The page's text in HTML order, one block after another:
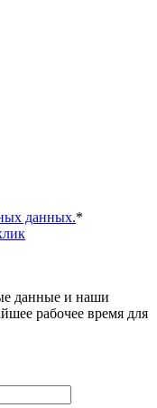
данных.*
данные и наши
рабочее время для